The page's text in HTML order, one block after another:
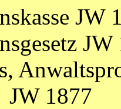
JW
JW
1877